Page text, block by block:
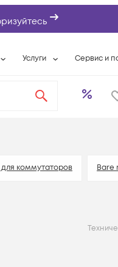
Услуги
Расширенная гарантия
Сервис и
Разовые
коммутаторов Bare